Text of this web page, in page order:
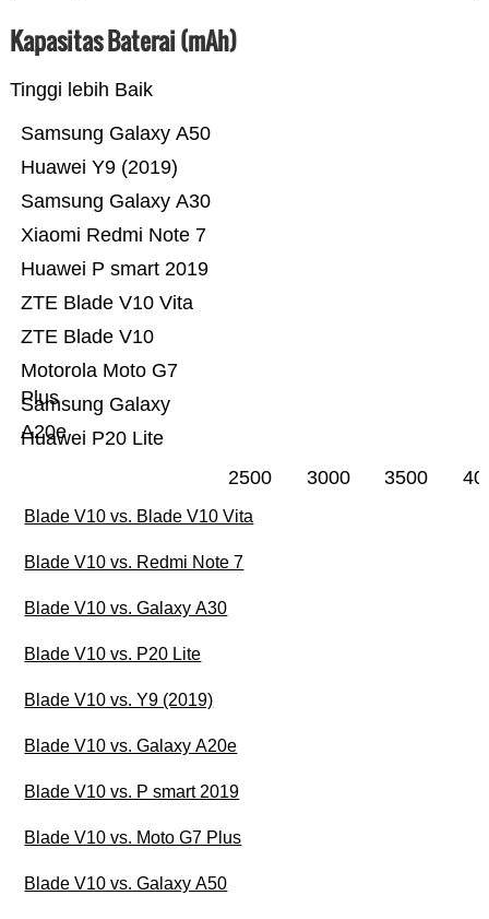
Kapasitas Baterai (mAh)
Tinggi lebih Baik
Huawei P20 Lite
Samsung Galaxy
A20e
Motorola Moto G7
Plus
ZTE Blade V10
ZTE Blade V10 Vita
Huawei P smart 2019
Xiaomi Redmi Note 7
Samsung Galaxy A30
Huawei Y9 (2019)
Samsung Galaxy A50
2500 3000 3500
Blade V10 vs. Blade V10 Vita
Blade V10 vs. Redmi Note 7
Blade V10 vs. Galaxy A30
Blade V10 vs. P20 Lite
Blade V10 vs. Y9 (2019)
Blade V10 vs. Galaxy A20e
Blade V10 vs. P smart 2019
Blade V10 vs. Moto G7 Plus
Blade V10 vs. Galaxy A50